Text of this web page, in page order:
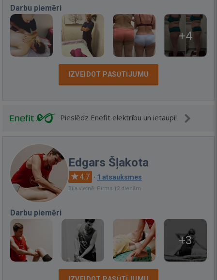
Darbu piemēri
+4
IZVEIDOT PASŪTĪJUMU
Pieslēdz Enefit elektrību un ietaupi!
Edgars Šļakota
4.7 · 1 atsauksmes
Bija vietnē: Pirms 12 dienām
Darbu piemēri
+3